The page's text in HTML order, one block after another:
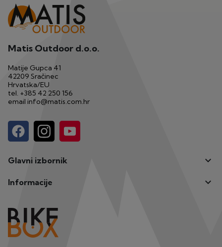
Matis Outdoor d.o.o.
Matije Gupca 41
42209 Sračinec
Hrvatska/EU
tel. +385 42 250 156
email info@matis.com.hr
Glavni izbornik 
Informacije 